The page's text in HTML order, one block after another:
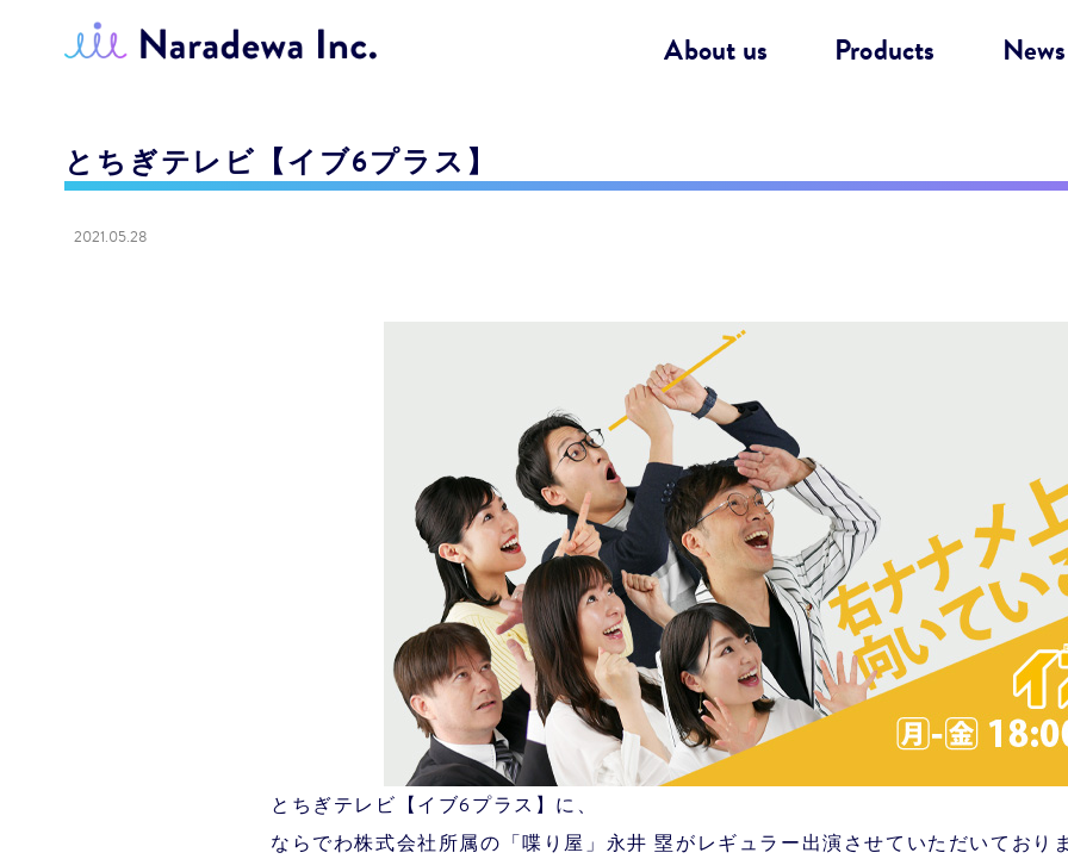
About us Products News
とちぎテレビ【イブ6プラス】
2021.05.28
とちぎテレビ【イブ6プラス】に、
ならでわ株式会社所属の「喋り屋」永井 塁がレギュラー出演させていただいており